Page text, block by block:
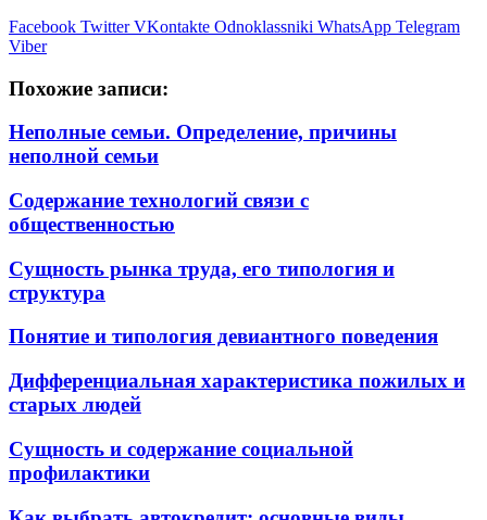
Facebook Twitter VKontakte Odnoklassniki WhatsApp Telegram
Viber
Похожие записи:
Неполные семьи. Определение, причины
неполной семьи
Содержание технологий связи с
общественностью
Сущность рынка труда, его типология и
структура
Понятие и типология девиантного поведения
Дифференциальная характеристика пожилых и
старых людей
Сущность и содержание социальной
профилактики